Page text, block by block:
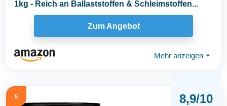
1kg - Reich an Ballaststoffen & Schleimstoffen...
Zum Angebot
Mehr anzeigen ⏷
5 8,9/10